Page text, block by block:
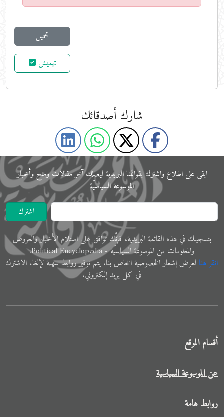
تحميل
تهميش
شارك أصدقائك
ابقى على اﻃﻼع واشترك بقوائمنا البريدية ليصلك آخر مقالات ومنح وأخبار
الموسوعة اﻟﺴﻴﺎﺳﻴّﺔ
اشترك
ﺑﺘﺴﺠﻴﻠﻚ في ﻫﺬﻩ اﻟﻘﺎﺋﻤﺔ البريدية، فإنَّك ﺗﻮاﻓﻖ ﻋﻠﻰ اﺳﺘﻼم اﻷﺧﺒﺎر واﻟﻌﺮوض
والمعلوﻣﺎت ﻣﻦ الموسوعة اﻟﺴﻴﺎﺳﻴّﺔ - Political Encyclopedia.
اﻧﻘﺮ ﻫﻨﺎ ﻟﻌﺮض إﺷﻌﺎر الخصوصية الخاص ﺑﻨﺎ. ﻳﺘﻢ ﺗﻮفير رواﺑﻂ ﺳﻬﻠﺔ لإﻟﻐﺎء الاشترك
في ﻛﻞ ﺑﺮﻳﺪ إلكتروني.
أقسام الموقع
عن الموسوعة السياسية
روابط هامة